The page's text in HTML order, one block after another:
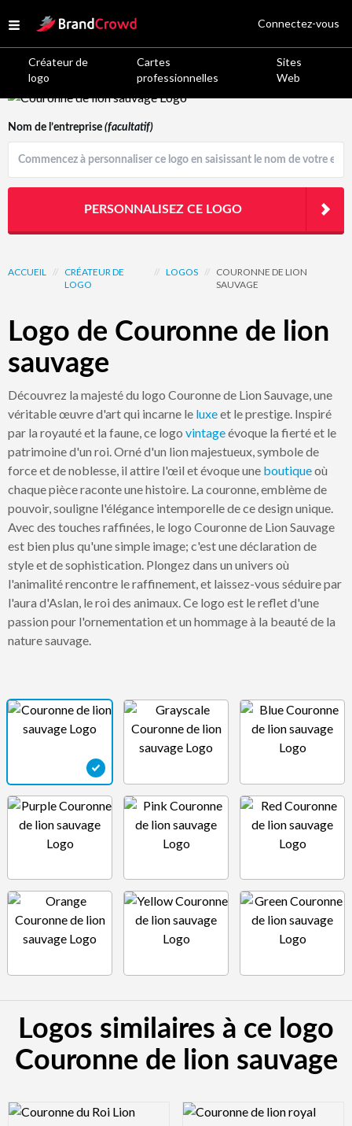
Open menu
Site Logo
Créateur de
logo
Cartes
professionnelles
Sites
Web
Connectez-vous
Logo Template Preview
ACCUEIL // CRÉATEUR DE
LOGO
// LOGOS //
COURONNE DE LION
SAUVAGE
Logo de Couronne de lion
sauvage
Découvrez la majesté du logo Couronne de Lion Sauvage, une
véritable œuvre d'art qui incarne le luxeet le prestige. Inspiré
par la royauté et la faune, ce logo vintageévoque la fierté et le
patrimoine d'un roi. Orné d'un lion majestueux, symbole de
force et de noblesse, il attire l'œil et évoque une boutiqueoù
chaque pièce raconte une histoire. La couronne, emblème de
pouvoir, souligne l'élégance intemporelle de ce design unique.
Avec des touches raffinées, le logo Couronne de Lion Sauvage
est bien plus qu'une simple image; c'est une déclaration de
style et de sophistication. Plongez dans un univers où
l'animalité rencontre le raffinement, et laissez-vous séduire par
l'aura d'Aslan, le roi des animaux. Ce logo est le reflet d'une
passion pour l'ornementation et un hommage à la beauté de la
nature sauvage.
Nom de l’entreprise (facultatif)
PERSONNALISEZ CE LOGO
Logos similaires à ce logo
Couronne de lion sauvage
Logo Preview Image Logo Preview Image